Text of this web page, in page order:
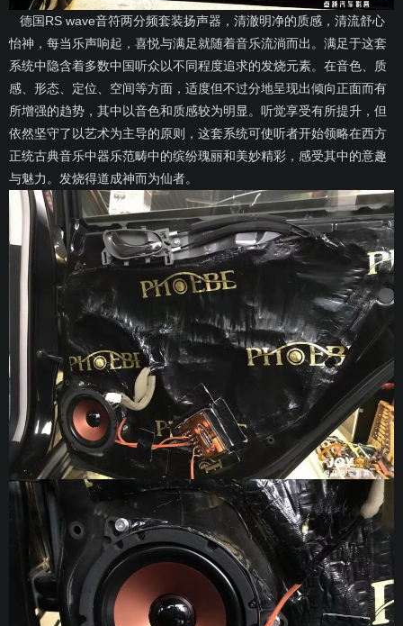
德国RS wave音符两分频套装扬声器，清澈明净的质感，清流舒心
怡神，每当乐声响起，喜悦与满足就随着音乐流淌而出。满足于这套
系统中隐含着多数中国听众以不同程度追求的发烧元素。在音色、质
感、形态、定位、空间等方面，适度但不过分地呈现出倾向正面而有
所增强的趋势，其中以音色和质感较为明显。听觉享受有所提升，但
依然坚守了以艺术为主导的原则，这套系统可使听者开始领略在西方
正统古典音乐中器乐范畴中的缤纷瑰丽和美妙精彩，感受其中的意趣
与魅力。发烧得道成神而为仙者。